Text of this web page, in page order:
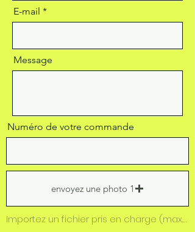
E-mail
Message
Numéro de votre commande
envoyez une photo 1
Importez un fichier pris en charge (max. 15 Mo)